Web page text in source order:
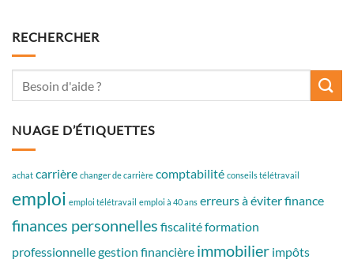
RECHERCHER
NUAGE D’ÉTIQUETTES
achat carrière changer de carrière comptabilité conseils télétravail
emploi emploi télétravail emploi à 40 ans erreurs à éviterfinance
finances personnelles fiscalitéformation
professionnellegestion financière immobilier impôts